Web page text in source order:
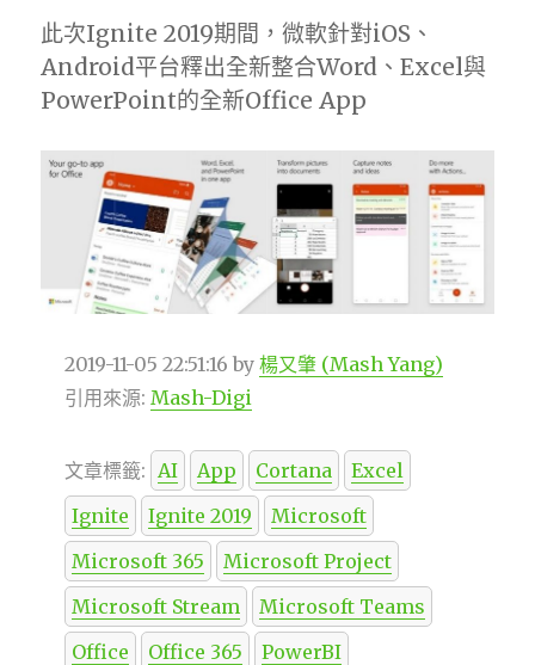
此次Ignite 2019期間，微軟針對iOS、
Android平台釋出全新整合Word、Excel與
PowerPoint的全新Office App
2019-11-05 22:51:16 by楊又肇 (Mash Yang)
引用來源: Mash-Digi
文章標籤: AI App Cortana
Excel
Ignite
Ignite 2019
Microsoft
Microsoft 365
Microsoft Project
Microsoft Stream
Microsoft Teams
Office
Office 365
PowerBI